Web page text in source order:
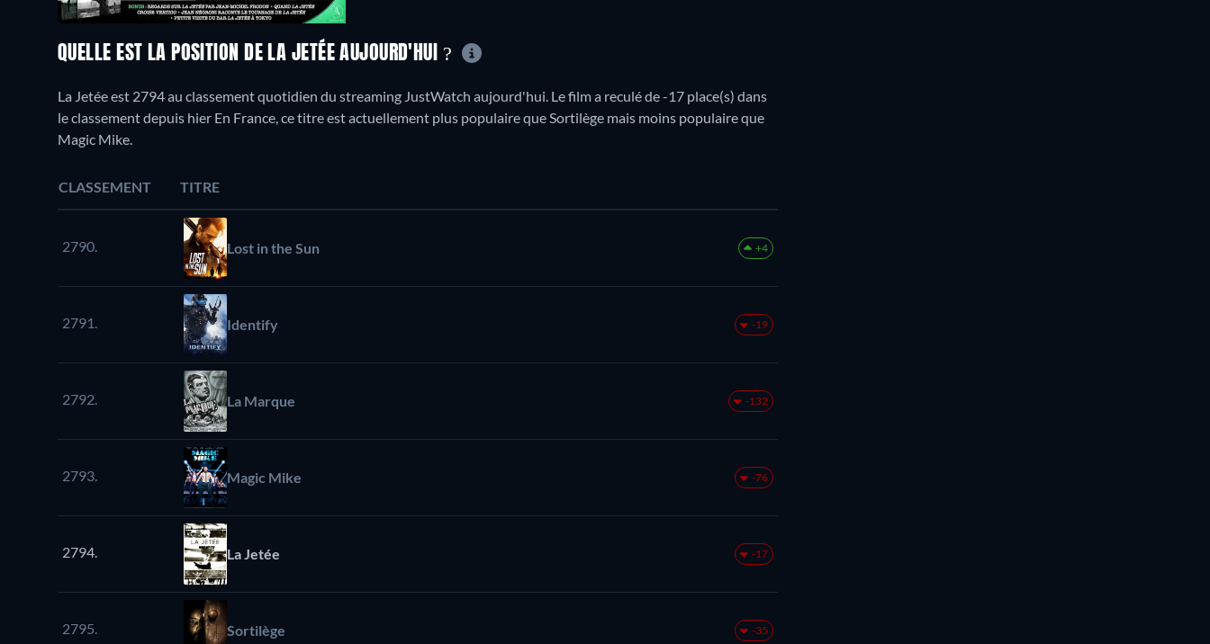
QUELLE EST LA POSITION DE LA JETÉE AUJOURD'HUI ?
La Jetée est 2794 au classement quotidien du streaming JustWatch aujourd'hui. Le film a reculé de -17 place(s) dans
le classement depuis hier En France, ce titre est actuellement plus populaire que Sortilège mais moins populaire que
Magic Mike.
CLASSEMENT TITRE
2790. Lost in the Sun +4
2791. Identify -19
2792. La Marque -132
2793. Magic Mike -76
2794. La Jetée -17
2795. Sortilège -35